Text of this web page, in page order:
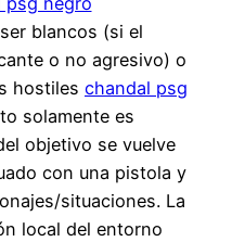
blancos (si el
o no agresivo) o
hostiles chandal psg
solamente es
objetivo se vuelve
con una pistola y
situaciones. La
local del entorno